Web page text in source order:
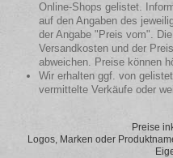
Online-Shops gelistet.
auf den Angaben des
der Angabe "Preis vom".
Versandkosten und der
abweichen. Preise können
Wir erhalten ggf. von
vermittelte Verkäufe oder
Preise
Logos, Marken oder